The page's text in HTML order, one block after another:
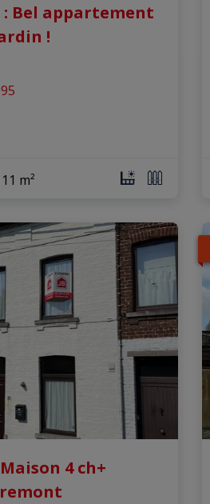
: Bel appartement
!
m²
4 ch+